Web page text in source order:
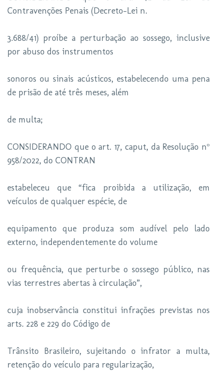
Contravenções Penais (Decreto-Lei n.
3.688/41) proíbe a perturbação ao sossego, inclusive
por abuso dos instrumentos
sonoros ou sinais acústicos, estabelecendo uma pena
de prisão de até três meses, além
de multa;
CONSIDERANDO que o art. 17, caput, da Resolução nº
958/2022, do CONTRAN
estabeleceu que “fica proibida a utilização, em
veículos de qualquer espécie, de
equipamento que produza som audível pelo lado
externo, independentemente do volume
ou frequência, que perturbe o sossego público, nas
vias terrestres abertas à circulação”,
cuja inobservância constitui infrações previstas nos
arts. 228 e 229 do Código de
Trânsito Brasileiro, sujeitando o infrator a multa,
retenção do veículo para regularização,